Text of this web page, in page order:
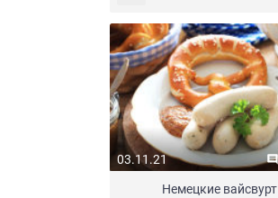
03.11.21
Немецкие вайсвурт